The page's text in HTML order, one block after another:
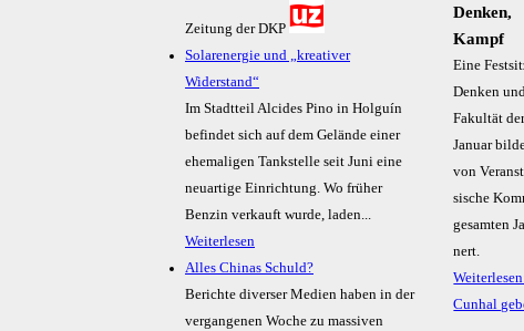
Zeitung der DKP
Solarenergie und „kreativer
Widerstand“
Im Stadtteil Alcides Pino in Holguín
befindet sich auf dem Gelände einer
ehemaligen Tankstelle seit Juni eine
neuartige Einrichtung. Wo früher
Benzin verkauft wurde, laden...
Weiterlesen
Alles Chinas Schuld?
Berichte diverser Medien haben in der
vergangenen Woche zu massiven
Denken,
Kampf
Ei­ne
Den­ken
Fa­kul­tät
Ja­nu­ar
von
si­sche
ge­sam­ten
nert.
Cunhal